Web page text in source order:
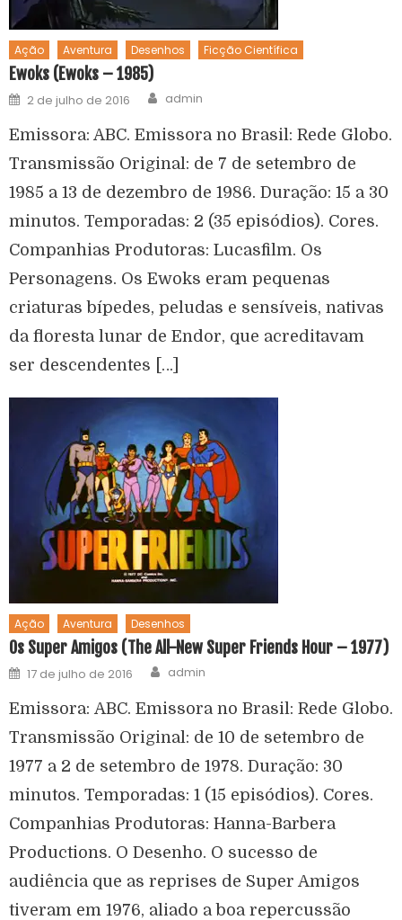
Ação Aventura Desenhos Ficção Científica
Ewoks (Ewoks – 1985)
2 de julho de 2016 admin
Emissora: ABC. Emissora no Brasil: Rede Globo.
Transmissão Original: de 7 de setembro de
1985 a 13 de dezembro de 1986. Duração: 15 a 30
minutos. Temporadas: 2 (35 episódios). Cores.
Companhias Produtoras: Lucasfilm. Os
Personagens. Os Ewoks eram pequenas
criaturas bípedes, peludas e sensíveis, nativas
da floresta lunar de Endor, que acreditavam
ser descendentes […]
Ação Aventura Desenhos
Os Super Amigos (The All-New Super Friends Hour – 1977)
17 de julho de 2016 admin
Emissora: ABC. Emissora no Brasil: Rede Globo.
Transmissão Original: de 10 de setembro de
1977 a 2 de setembro de 1978. Duração: 30
minutos. Temporadas: 1 (15 episódios). Cores.
Companhias Produtoras: Hanna-Barbera
Productions. O Desenho. O sucesso de
audiência que as reprises de Super Amigos
tiveram em 1976, aliado a boa repercussão